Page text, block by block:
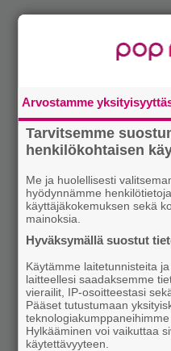
Arvostamme
Tarvitsemme
henkilökohtaisen
Me ja huolellisesti
hyödynnämme
käyttäjäkokemuksen sekä
mainoksia.
Hyväksymällä suostut
Käytämme laitetunnisteita
laitteellesi saadaksemme
vierailit, IP-osoitteestasi
Pääset tutustumaan
Hylkääminen voi vaikuttaa
käytettävyyteen.